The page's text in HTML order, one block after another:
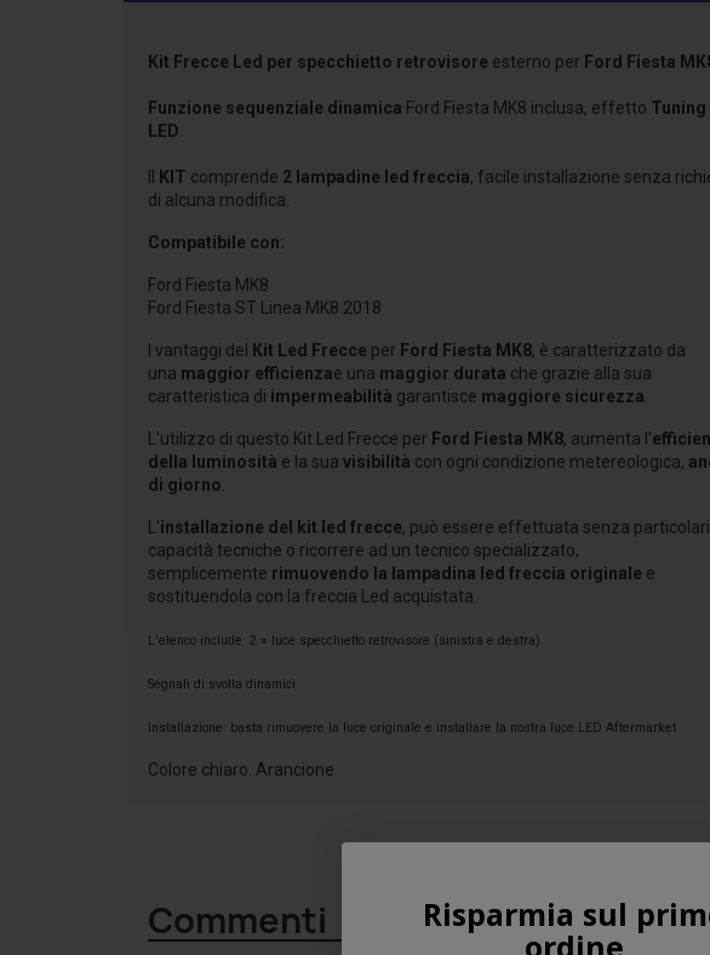
Kit Frecce Led per specchietto retrovisore esterno per Ford Fiesta
Funzione sequenziale dinamica Ford Fiesta MK8 inclusa, effetto Tuning
LED
KIT comprende 2 lampadine led freccia, facile installazione senza
di alcuna modifica.
Compatibile con:
Ford Fiesta MK8
Ford Fiesta ST Linea MK8 2018
I vantaggi del Kit Led Frecce per Ford Fiesta MK8, è caratterizzato da
una maggior efficienzae una maggior durata che grazie alla sua
caratteristica di impermeabilità garantisce maggiore sicurezza
L'utilizzo di questo Kit Led Frecce per Ford Fiesta MK8, aumenta l'
della luminosità e la sua visibilità con ogni condizione metereologica,
di giorno
L'installazione del kit led frecce, può essere effettuata senza particolari
capacità tecniche o ricorrere ad un tecnico specializzato,
semplicemente rimuovendo la lampadina led freccia originale e
sostituendola con la freccia Led acquistata.
L'elenco include: 2 × luce specchietto retrovisore (sinistra e destra)
Segnali di svolta dinamici
Installazione: basta rimuovere la luce originale e installare la nostra luce LED Aftermarket
Colore chiaro: Arancione
Commenti Risparmia sul
ordine